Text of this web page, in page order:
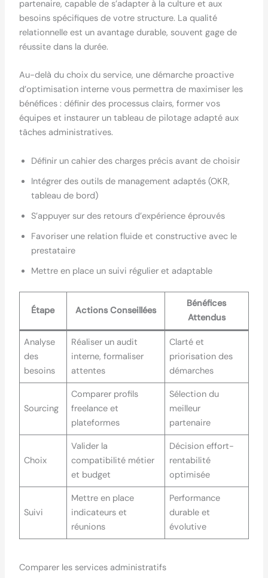
partenaire, capable de s’adapter à la culture et aux
besoins spécifiques de votre structure. La qualité
relationnelle est un avantage durable, souvent gage de
réussite dans la durée.
Au-delà du choix du service, une démarche proactive
d’optimisation interne vous permettra de maximiser les
bénéfices : définir des processus clairs, former vos
équipes et instaurer un tableau de pilotage adapté aux
tâches administratives.
Définir un cahier des charges précis avant de choisir
Intégrer des outils de management adaptés (OKR,
tableau de bord)
S’appuyer sur des retours d’expérience éprouvés
Favoriser une relation fluide et constructive avec le
prestataire
Mettre en place un suivi régulier et adaptable
Étape Actions Conseillées
Bénéfices
Attendus
Analyse
des
besoins
Réaliser un audit
interne, formaliser
attentes
Clarté et
priorisation des
démarches
Sourcing
Comparer profils
freelance et
plateformes
Sélection du
meilleur
partenaire
Choix
Valider la
compatibilité métier
et budget
Décision effort-
rentabilité
optimisée
Suivi
Mettre en place
indicateurs et
réunions
Performance
durable et
évolutive
Comparer les services administratifs